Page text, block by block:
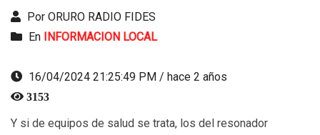
Por ORURO RADIO FIDES
En INFORMACION LOCAL
16/04/2024 21:25:49 PM / hace 2 años
3153
Y si de equipos de salud se trata, los del resonador